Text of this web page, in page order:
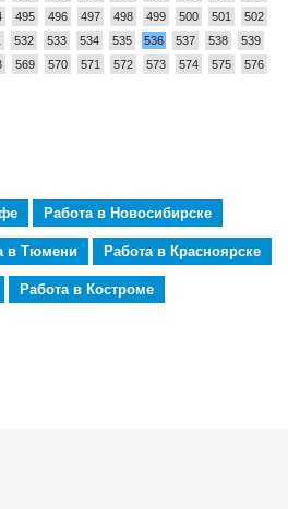
495 496 497 498 499 500 501
502
532 533 534 535 536 537 538
539
569 570 571 572 573 574 575
576
Работа в Новосибирске
в Тюмени Работа в Красноярске
Работа в Костроме